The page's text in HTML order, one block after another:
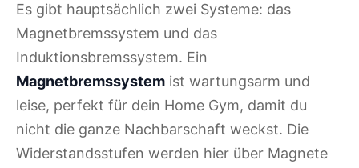
Es gibt hauptsächlich zwei Systeme: das
Magnetbremssystem und das
Induktionsbremssystem. Ein
Magnetbremssystem ist wartungsarm und
leise, perfekt für dein Home Gym, damit du
nicht die ganze Nachbarschaft weckst. Die
Widerstandsstufen werden hier über Magnete